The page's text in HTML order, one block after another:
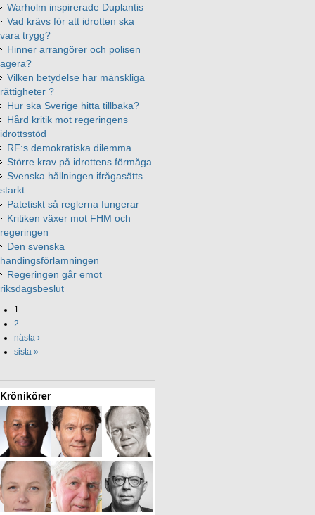
Warholm inspirerade Duplantis
Vad krävs för att idrotten ska
vara trygg?
Hinner arrangörer och polisen
agera?
Vilken betydelse har mänskliga
rättigheter ?
Hur ska Sverige hitta tillbaka?
Hård kritik mot regeringens
idrottsstöd
RF:s demokratiska dilemma
Större krav på idrottens förmåga
Svenska hållningen ifrågasätts
starkt
Patetiskt så reglerna fungerar
Kritiken växer mot FHM och
regeringen
Den svenska
handingsförlamningen
Regeringen går emot
riksdagsbeslut
1
2
nästa ›
sista »
Krönikörer